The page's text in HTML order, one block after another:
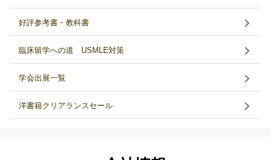
好評参考書・教科書
臨床留学への道 USMLE対策
学会出展一覧
洋書籍クリアランスセール